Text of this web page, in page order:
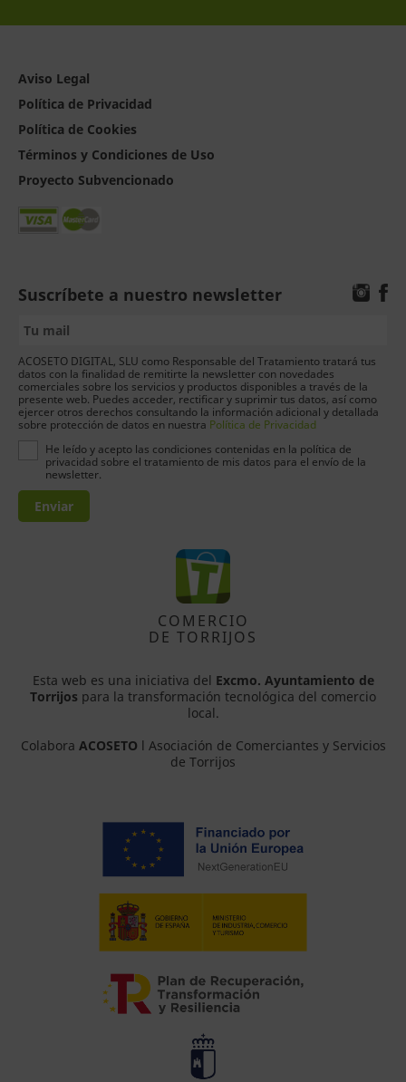
Aviso Legal
Política de Privacidad
Política de Cookies
Términos y Condiciones de Uso
Proyecto Subvencionado
Suscríbete a nuestro newsletter
ACOSETO DIGITAL, SLU como Responsable del Tratamiento tratará tus
datos con la finalidad de remitirte la newsletter con novedades
comerciales sobre los servicios y productos disponibles a través de la
presente web. Puedes acceder, rectificar y suprimir tus datos, así como
ejercer otros derechos consultando la información adicional y detallada
sobre protección de datos en nuestra Política de Privacidad
He leído y acepto las condiciones contenidas en la política de
privacidad sobre el tratamiento de mis datos para el envío de la
newsletter.
Enviar
COMERCIO
DE TORRIJOS
Esta web es una iniciativa del Excmo. Ayuntamiento de
Torrijos para la transformación tecnológica del comercio
local.
Colabora ACOSETO l Asociación de Comerciantes y Servicios
de Torrijos